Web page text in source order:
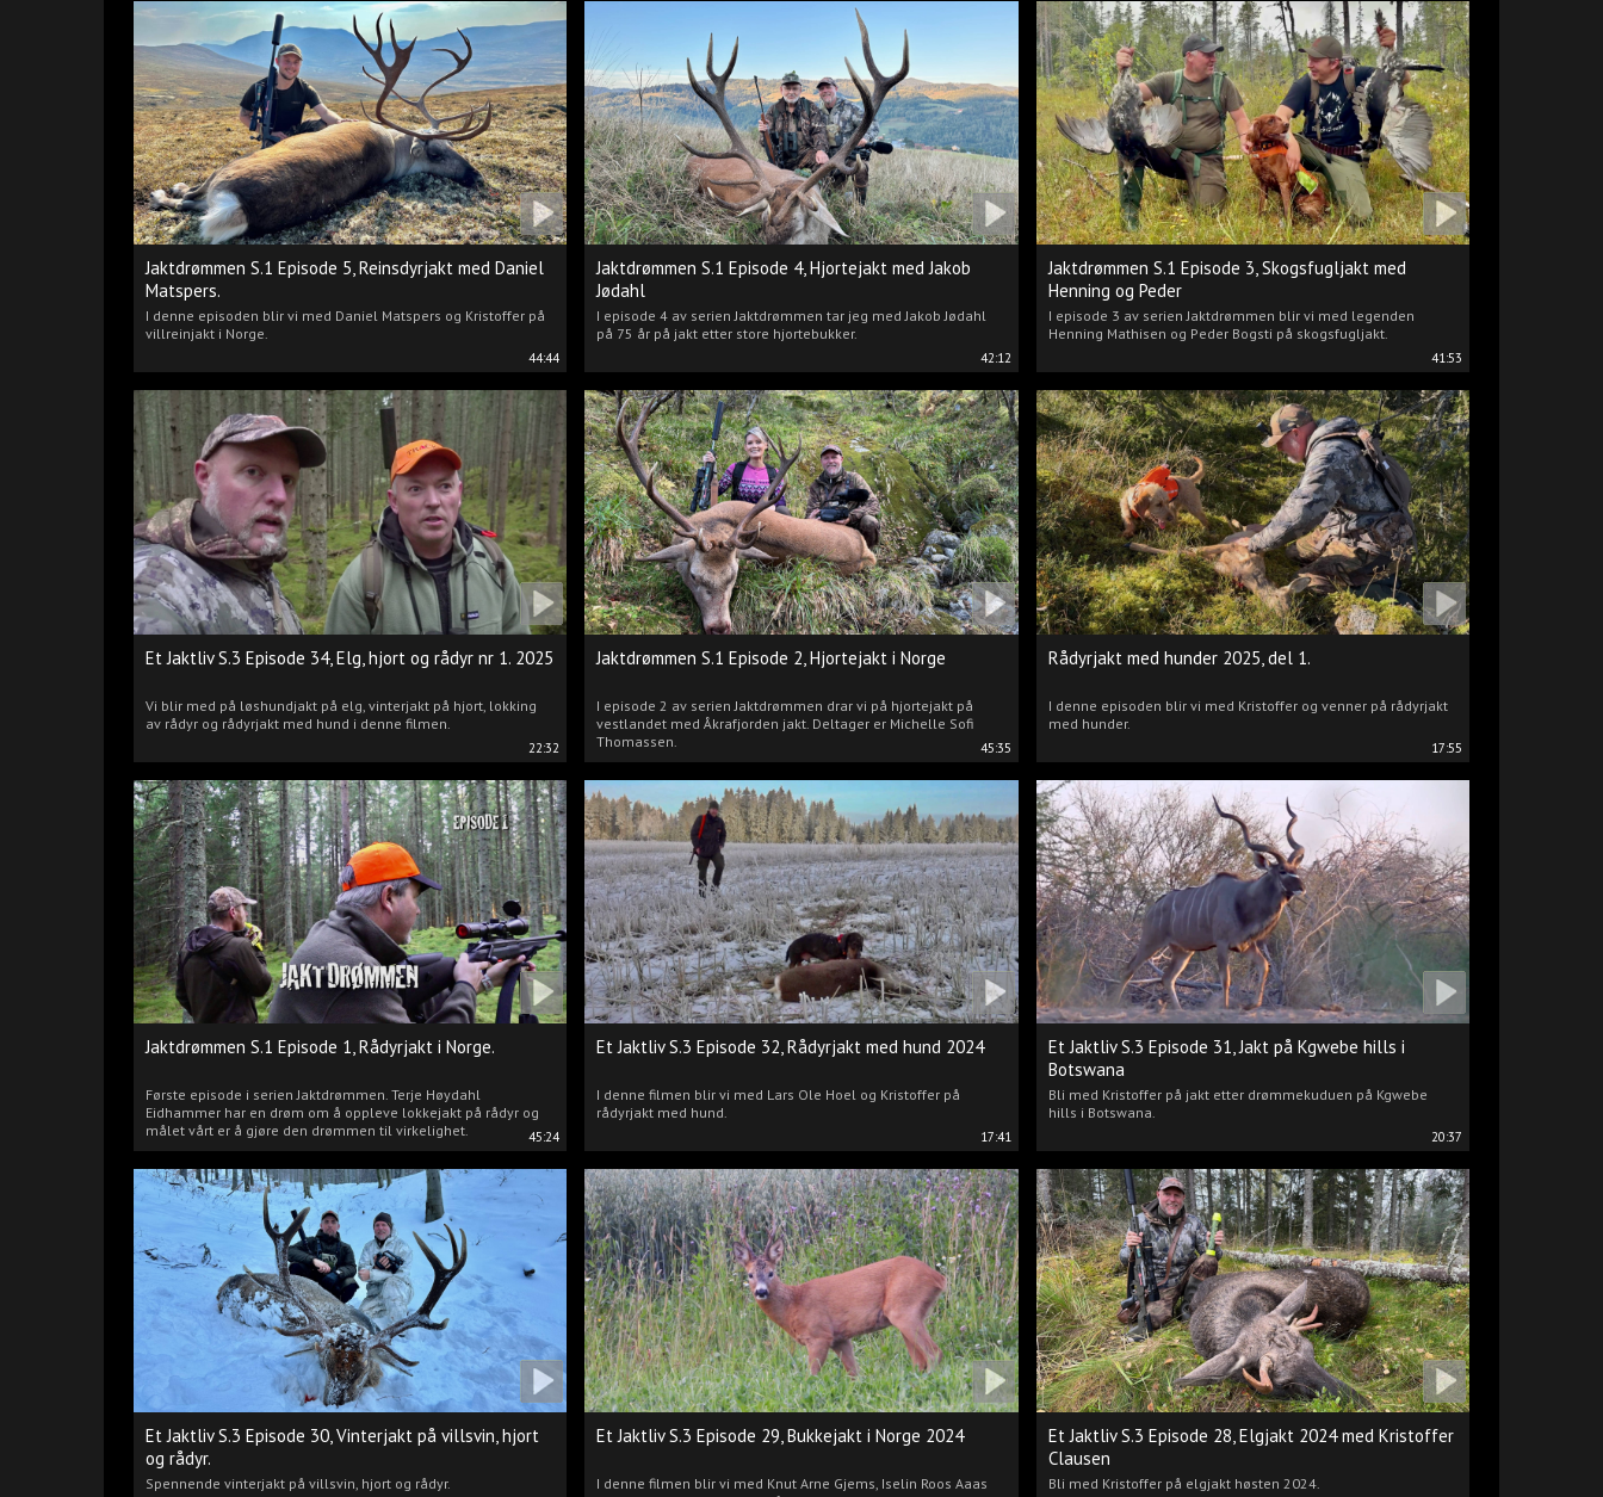
44:44
Jaktdrømmen S.1 Episode 5, Reinsdyrjakt med Daniel
Matspers.
I denne episoden blir vi med Daniel Matspers og Kristoffer på
villreinjakt i Norge.
42:12
Jaktdrømmen S.1 Episode 4, Hjortejakt med Jakob
Jødahl
I episode 4 av serien Jaktdrømmen tar jeg med Jakob Jødahl
på 75 år på jakt etter store hjortebukker.
41:53
Jaktdrømmen S.1 Episode 3, Skogsfugljakt med
Henning og Peder
I episode 3 av serien Jaktdrømmen blir vi med legenden
Henning Mathisen og Peder Bogsti på skogsfugljakt.
22:32
Et Jaktliv S.3 Episode 34, Elg, hjort og rådyr nr 1. 2025
Vi blir med på løshundjakt på elg, vinterjakt på hjort, lokking
av rådyr og rådyrjakt med hund i denne filmen.
45:35
Jaktdrømmen S.1 Episode 2, Hjortejakt i Norge
I episode 2 av serien Jaktdrømmen drar vi på hjortejakt på
vestlandet med Åkrafjorden jakt. Deltager er Michelle Sofi
Thomassen.
17:55
Rådyrjakt med hunder 2025, del 1.
I denne episoden blir vi med Kristoffer og venner på rådyrjakt
med hunder.
45:24
Jaktdrømmen S.1 Episode 1, Rådyrjakt i Norge.
Første episode i serien Jaktdrømmen. Terje Høydahl
Eidhammer har en drøm om å oppleve lokkejakt på rådyr og
målet vårt er å gjøre den drømmen til virkelighet.
17:41
Et Jaktliv S.3 Episode 32, Rådyrjakt med hund 2024
I denne filmen blir vi med Lars Ole Hoel og Kristoffer på
rådyrjakt med hund.
20:37
Et Jaktliv S.3 Episode 31, Jakt på Kgwebe hills i
Botswana
Bli med Kristoffer på jakt etter drømmekuduen på Kgwebe
hills i Botswana.
Et Jaktliv S.3 Episode 30, Vinterjakt på villsvin, hjort
og rådyr.
Spennende vinterjakt på villsvin, hjort og rådyr.
Et Jaktliv S.3 Episode 29, Bukkejakt i Norge 2024
I denne filmen blir vi med Knut Arne Gjems, Iselin Roos Aaas
Et Jaktliv S.3 Episode 28, Elgjakt 2024 med Kristoffer
Clausen
Bli med Kristoffer på elgjakt høsten 2024.